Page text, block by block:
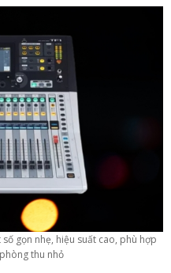
gọn nhẹ, hiệu suất cao, phù hợp
thu nhỏ